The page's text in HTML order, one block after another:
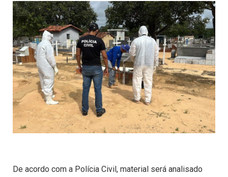
De acordo com a Polícia Civil, material será analisado